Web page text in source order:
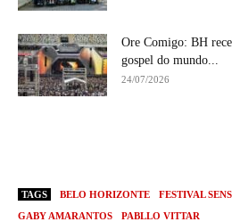
Ore Comigo: BH
gospel do mundo...
24/07/2026
TAGS BELO HORIZONTE
FESTIVAL
GABY AMARANTOS
PABLLO VITTAR